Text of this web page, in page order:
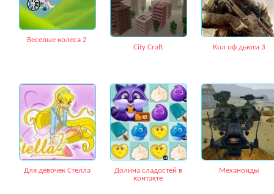
Веселые колеса 2
City Craft
Кол оф дьюти 3
Для девочек Стелла
Долина сладостей в
контакте
Механоиды